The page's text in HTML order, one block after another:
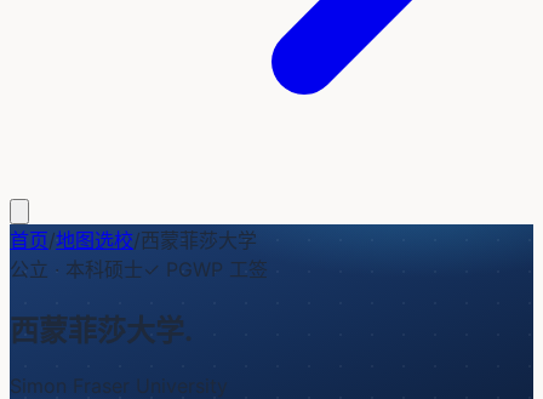
首页/地图选校/西蒙菲莎大学
公立 · 本科硕士✓ PGWP 工签
西蒙菲莎大学.
Simon Fraser University